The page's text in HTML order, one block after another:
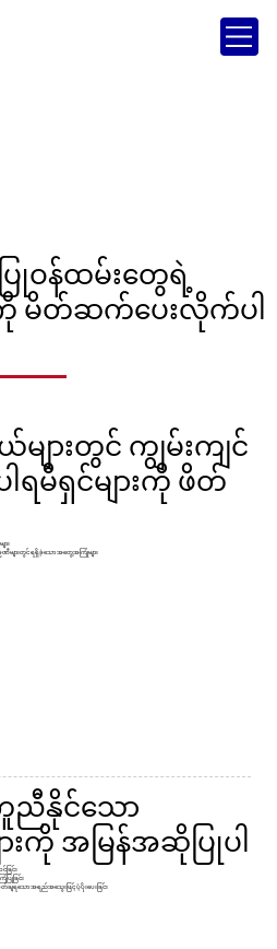
ပြုဝန်ထမ်းတွေရဲ့
မိတ်ဆက်ပေးလိုက်ပါ
ျားတွင် ကျွမ်းကျင်
ရမီရှင်များကို ဖိတ်
ား
များတွင် ရရှိခဲ့သော အတွေ့အကြုံများ
ကူညီနိုင်သော
းကို အမြန်အဆိုပြုပါ
ခြင်း
ပြုခြင်း
ရသော အရည်အသွေးဖြင့် ပံ့ပိုးပေးခြင်း